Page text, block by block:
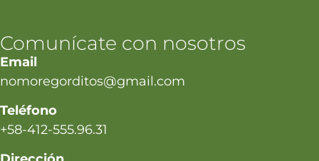
Comunícate con nosotros
Email
nomoregorditos@gmail.com
Teléfono
+58-412-555.96.31